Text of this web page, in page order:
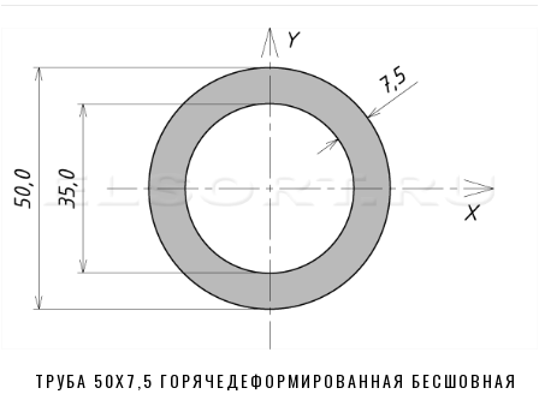
ТРУБА 50Х7,5 ГОРЯЧЕДЕФОРМИРОВАННАЯ БЕСШОВНАЯ